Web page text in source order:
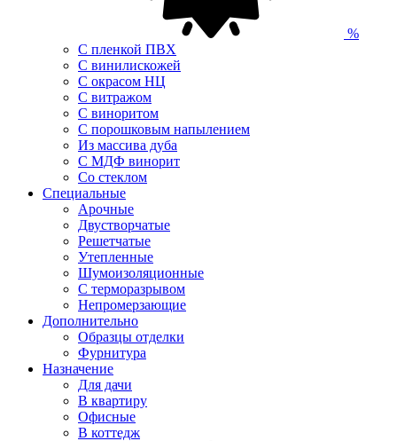
%
С пленкой ПВХ
С винилискожей
С окрасом НЦ
С витражом
С виноритом
С порошковым напылением
Из массива дуба
С МДФ винорит
Со стеклом
Специальные
Арочные
Двустворчатые
Решетчатые
Утепленные
Шумоизоляционные
С терморазрывом
Непромерзающие
Дополнительно
Образцы отделки
Фурнитура
Назначение
Для дачи
В квартиру
Офисные
В коттедж